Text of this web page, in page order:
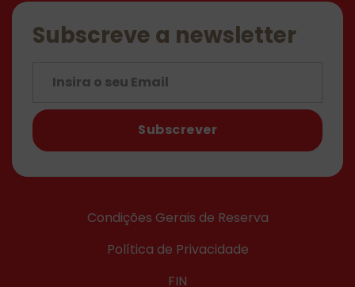
Subscreve a newsletter
Subscrever
Condições Gerais de Reserva
Política de Privacidade
FIN